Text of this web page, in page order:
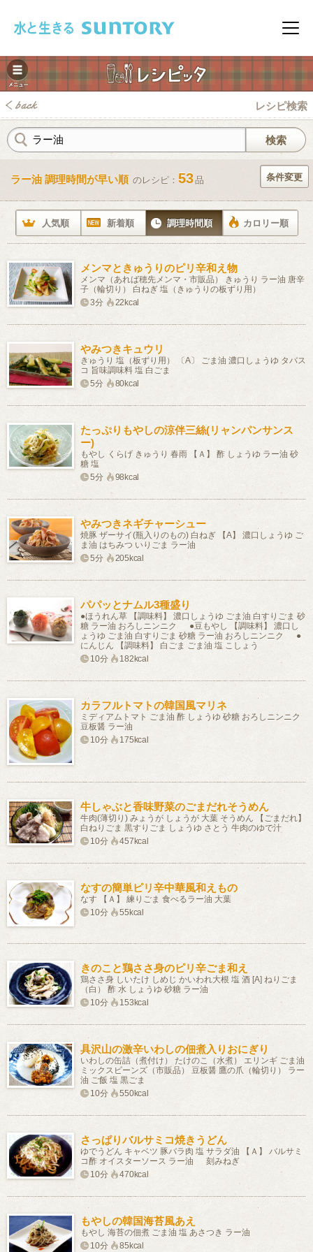
メニ
レシピ検索
ラー油 調理時間が早い順 のレシピ： 53品 条件変更
人気順 新着順 調理時間順 カロリー順
メンマときゅうりのピリ辛和え物
メンマ（あれば穂先メンマ・市販品） きゅうり ラー油 唐辛
子（輪切り） 白ねぎ 塩（きゅうりの板ずり用）
3分
22kcal
やみつきキュウリ
きゅうり 塩（板ずり用） 〔A〕 ごま油 濃口しょうゆ タバス
コ 旨味調味料 塩 白ごま
5分
80kcal
たっぷりもやしの涼伴三絲(リャンパンサンス
ー)
もやし くらげ きゅうり 春雨 【Ａ】 酢 しょうゆ ラー油 砂
糖 塩
5分
98kcal
やみつきネギチャーシュー
焼豚 ザーサイ(瓶入りのもの) 白ねぎ 【A】 濃口しょうゆ ご
ま油 はちみつ いりごま ラー油
5分
205kcal
パパッとナムル3種盛り
●ほうれん草 【調味料】 濃口しょうゆ ごま油 白すりごま 砂
糖 ラー油 おろしニンニク ●豆もやし 【調味料】 濃口し
ょうゆ ごま油 白すりごま 砂糖 ラー油 おろしニンニク ●
にんじん 【調味料】 白ごま ごま油 塩 こしょう
10分
182kcal
カラフルトマトの韓国風マリネ
ミディアムトマト ごま油 酢 しょうゆ 砂糖 おろしニンニク
豆板醤 ラー油
10分
175kcal
牛しゃぶと香味野菜のごまだれそうめん
牛肉(薄切り) みょうが しょうが 大葉 そうめん 【ごまだれ】
白ねりごま 黒すりごま しょうゆ さとう 牛肉のゆで汁
10分
457kcal
なすの簡単ピリ辛中華風和えもの
なす 【Ａ】 練りごま 食べるラー油 大葉
10分
55kcal
きのこと鶏ささ身のピリ辛ごま和え
鶏ささ身 しいたけ しめじ かいわれ大根 塩 酒 [A] ねりごま
（白） 酢 水 しょうゆ 砂糖 ラー油
10分
153kcal
具沢山の激辛いわしの佃煮入りおにぎり
いわしの缶詰（煮付け） たけのこ（水煮） エリンギ ごま油
ミックスビーンズ（市販品） 豆板醤 鷹の爪（輪切り） ラー
油 ご飯 塩 黒ごま
10分
550kcal
さっぱりバルサミコ焼きうどん
ゆでうどん キャベツ 豚バラ肉 塩 サラダ油 【Ａ】 バルサミ
コ酢 オイスターソース ラー油 刻みねぎ
10分
470kcal
もやしの韓国海苔風あえ
もやし 海苔の佃煮 ごま油 塩 あさつき ラー油
10分
85kcal